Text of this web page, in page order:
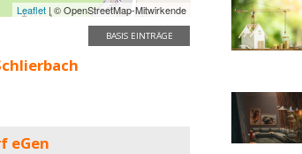
Leaflet | © OpenStreetMap-Mitwirkende
BASIS EINTRÄGE
eGen